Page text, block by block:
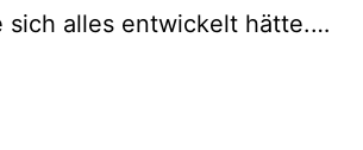
sich alles entwickelt hätte.…